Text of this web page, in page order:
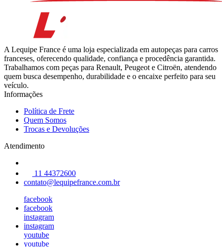
A Lequipe France é uma loja especializada em autopeças para carros
franceses, oferecendo qualidade, confiança e procedência garantida.
Trabalhamos com peças para Renault, Peugeot e Citroën, atendendo
quem busca desempenho, durabilidade e o encaixe perfeito para seu
veículo.
Informações
Política de Frete
Quem Somos
Trocas e Devoluções
Atendimento
11 44372600
contato@lequipefrance.com.br
facebook
facebook
instagram
instagram
youtube
youtube